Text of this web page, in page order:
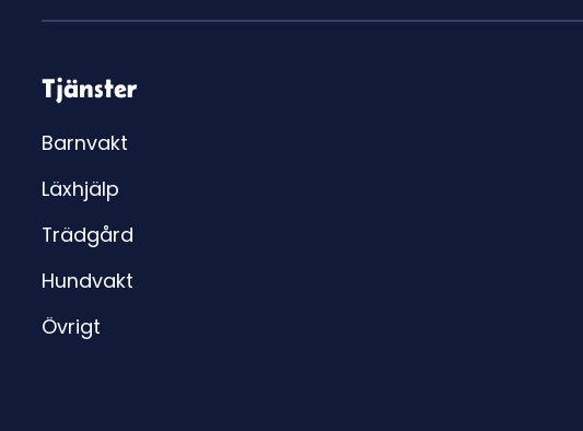
Tjänster
Barnvakt
Läxhjälp
Trädgård
Hundvakt
Övrigt